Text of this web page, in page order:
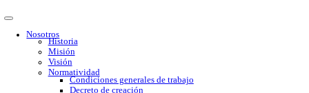
Nosotros
Historia
Misión
Visión